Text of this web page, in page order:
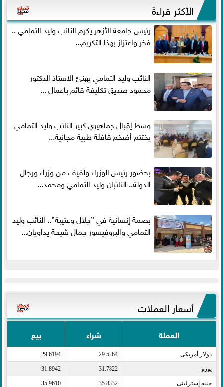
الأكثر قراءةً
رئيس جامعة الأزهر يكرم النائب وليد التمامي ..
فخر واعتزاز بهذا التكريم...
النائب وليد التمامي يهنئ الاستاذ الدكتور
محمود صديق تكليفة قائم باعمال ...
وسط إقبال جماهيري كبير النائب وليد التمامي
يختتم أضخم قافلة طبية مجانية...
بحضور رئيس الوزراء ولفيف من وزراء ورجال
الدولة.. النائبان وليد التمامي ومحمد...
بصمة إنسانية في ”جلال وعتيبة”.. النائب وليد
التمامي والبروفيسور جمال شيحة يداويان...
أسعار العملات
العملة شراء بيع
دولار أمريكى​ 29.5264
29.6194
يورو​ 31.7822
31.8942
جنيه إسترلينى​ 35.8332
35.9610